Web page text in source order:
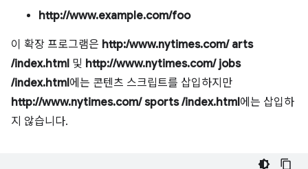
http://www.example.com/foo
이 확장 프로그램은 http:/www.nytimes.com/ arts
/index.html 및 http://www.nytimes.com/ jobs
/index.html에는 콘텐츠 스크립트를 삽입하지만
http://www.nytimes.com/ sports /index.html에는 삽입하
지 않습니다.